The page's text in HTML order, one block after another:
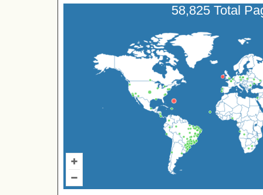
58,825 Total